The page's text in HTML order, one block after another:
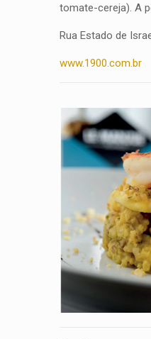
tomate-cereja). A
Rua Estado de
www.1900.com.br